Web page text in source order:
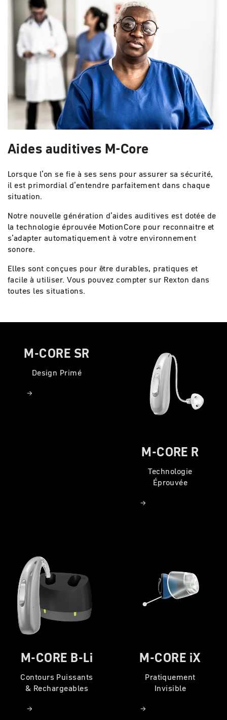
Aides auditives M-Core
Lorsque l’on se fie à ses sens pour assurer sa sécurité,
il est primordial d’entendre parfaitement dans chaque
situation.
Notre nouvelle génération d’aides auditives est dotée de
la technologie éprouvée MotionCore pour reconnaitre et
s’adapter automatiquement à votre environnement
sonore.
Elles sont conçues pour être durables, pratiques et
facile à utiliser. Vous pouvez compter sur Rexton dans
toutes les situations.
M-CORE SR
Design Primé
M-CORE R
Technologie
Éprouvée
M-CORE B-Li
Contours Puissants
& Rechargeables
M-CORE iX
Pratiquement
Invisible